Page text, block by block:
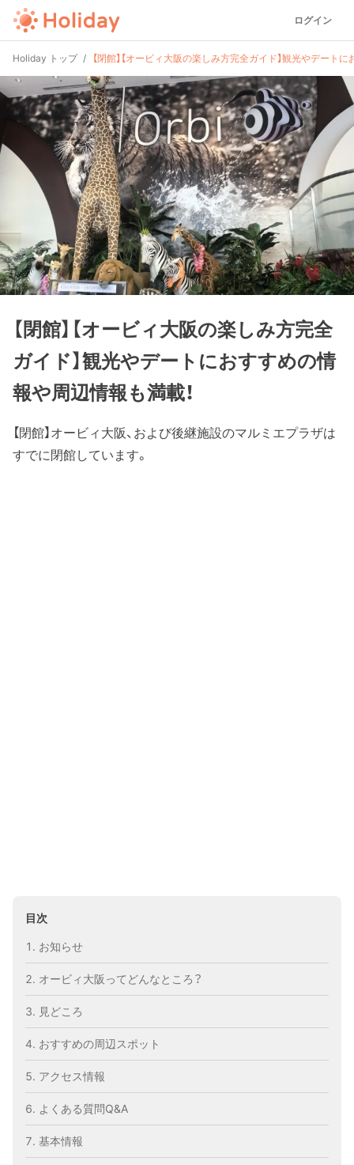
ログイン
Holiday トップ 【閉館】【オービィ大阪の楽しみ方完全ガイド】観光やデート
【閉館】【オービィ大阪の楽しみ方完全
ガイド】観光やデートにおすすめの情
報や周辺情報も満載！
【閉館】オービィ大阪、および後継施設のマルミエプラザは
すでに閉館しています。
目次
お知らせ
オービィ大阪ってどんなところ？
見どころ
おすすめの周辺スポット
アクセス情報
よくある質問Q&A
基本情報